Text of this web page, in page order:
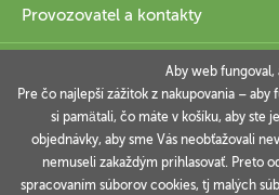
Provozovatel a kontakty
INFORMACE
VAŠE OBJEDNÁVKY
Aby web fungoval,
Pre čo najlepší zážitok z nakupovania – aby
si pamätali, čo máte v košíku, aby ste
objednávky, aby sme Vás neobťažovali
nemuseli zakaždým prihlasovať. Preto
spracovaním súborov cookies, tj malých